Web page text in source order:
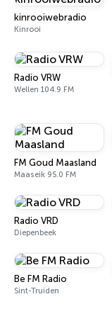
kinrooiwebradio
Kinrooi
Radio VRW
Wellen 104.9 FM
FM Goud Maasland
Maaseik 95.0 FM
Radio VRD
Diepenbeek
Be FM Radio
Sint-Truiden